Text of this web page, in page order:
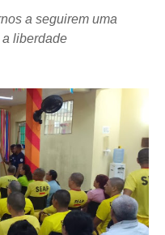
a seguirem uma
liberdade